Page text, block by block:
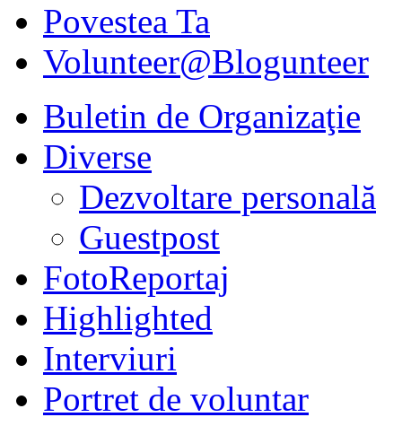
Povestea Ta
Volunteer@Blogunteer
Buletin de Organizaţie
Diverse
Dezvoltare personală
Guestpost
FotoReportaj
Highlighted
Interviuri
Portret de voluntar